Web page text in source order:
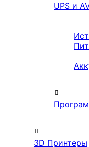
UPS и
3D Принтеры